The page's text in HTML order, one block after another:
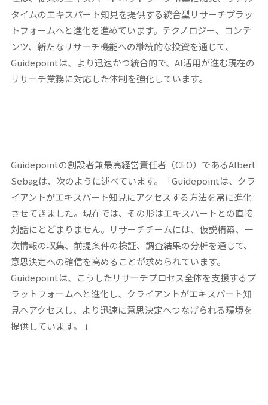
タイムのエキスパート知見を提供する統合型リサーチプラッ
トフォームへと進化を進めています。テクノロジー、コンテ
ンツ、新たなリサーチ機能への継続的な投資を通じて、
Guidepointは、より迅速かつ統合的で、AI活用が進む現在の
リサーチ業務に対応した体制を強化しています。
Guidepointの創設者兼最高経営責任者（CEO）であるAlbert
Sebagは、次のように述べています。「Guidepointは、クラ
イアントがエキスパート知見にアクセスする方法を常に進化
させてきました。現在では、その形はエキスパートとの直接
対話にとどまりません。リサーチチームには、仮説構築、一
次情報の収集、前提条件の検証、調査結果の分析を通じて、
意思決定への確信を高めることが求められています。
Guidepointは、こうしたリサーチプロセス全体を支援するプ
ラットフォームへと進化し、クライアントがエキスパート知
見へアクセスし、より迅速に意思決定へつなげられる環境を
提供しています。 」